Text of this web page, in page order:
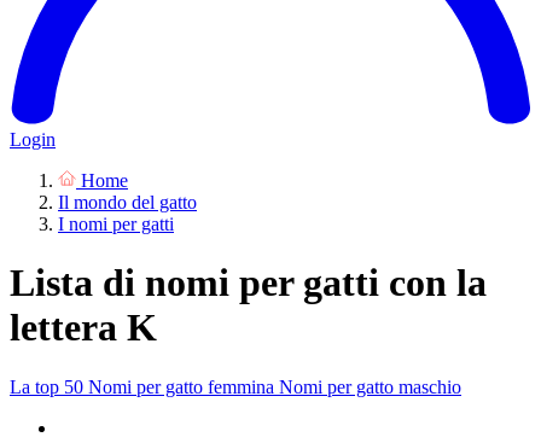
Login
Home
Il mondo del gatto
I nomi per gatti
Lista di nomi per gatti con la
lettera K
La top 50 Nomi per gatto femmina Nomi per gatto maschio